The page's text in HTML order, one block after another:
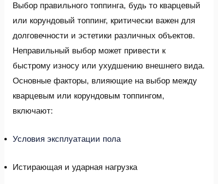
Выбор правильного топпинга, будь то кварцевый
или корундовый топпинг, критически важен для
долговечности и эстетики различных объектов.
Неправильный выбор может привести к
быстрому износу или ухудшению внешнего вида.
Основные факторы, влияющие на выбор между
кварцевым или корундовым топпингом,
включают:
Условия эксплуатации пола
Истирающая и ударная нагрузка